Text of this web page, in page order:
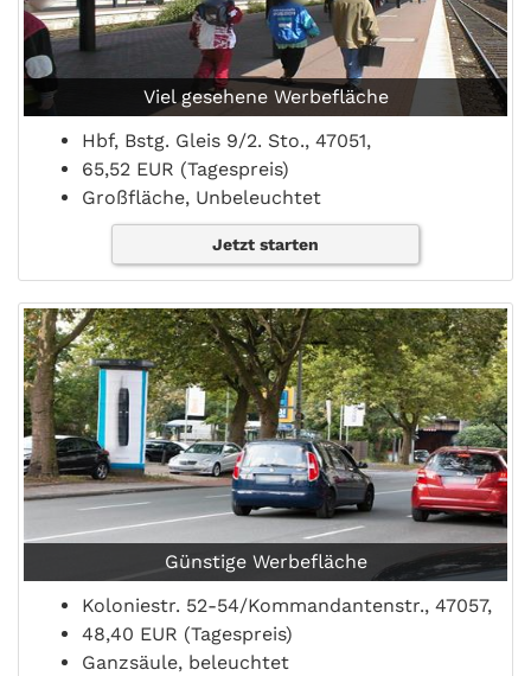
Viel gesehene Werbefläche
Hbf, Bstg. Gleis 9/2. Sto., 47051,
65,52 EUR (Tagespreis)
Großfläche, Unbeleuchtet
Jetzt starten
Günstige Werbefläche
Koloniestr. 52-54/Kommandantenstr., 47057,
48,40 EUR (Tagespreis)
Ganzsäule, beleuchtet